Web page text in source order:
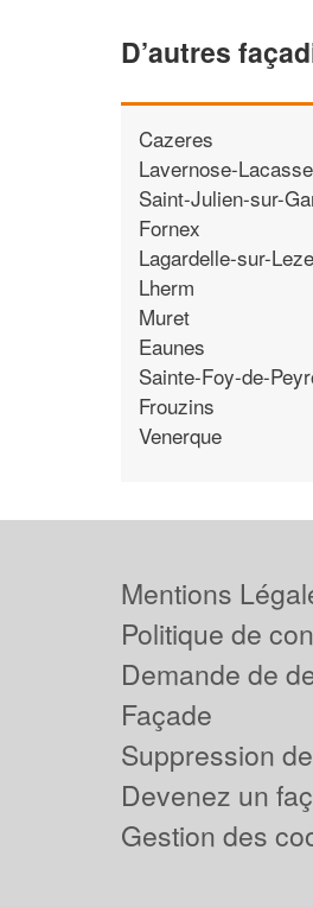
D’autres
Cazeres
Lavernose-Lacasse
Saint-Julien-sur-
Fornex
Lagardelle-sur-Leze
Lherm
Muret
Eaunes
Sainte-Foy-de-
Frouzins
Venerque
Mentions
Politique de
Demande de
Façade
Suppression
Devenez un
Gestion des